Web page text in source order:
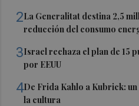
2La Generalitat destina 2,5
reducción del consumo
3Israel rechaza el plan de 15
por EEUU
4De Frida Kahlo a Kubrick:
la cultura